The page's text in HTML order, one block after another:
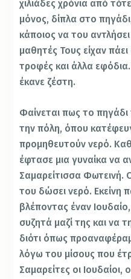
χιλιάδες χρόνια από
μόνος, δίπλα στο
κάποιος να του
μαθητές Τους είχαν
τροφές και άλλα
έκανε ζέστη.
Φαίνεται πως το
την πόλη, όπου
προμηθευτούν νερό.
έφτασε μια γυναίκα να
Σαμαρείτισσα Φωτεινή.
του δώσει νερό. Εκείνη
βλέποντας έναν
συζητά μαζί της και να
διότι όπως
λόγω του μίσους που
Σαμαρείτες οι